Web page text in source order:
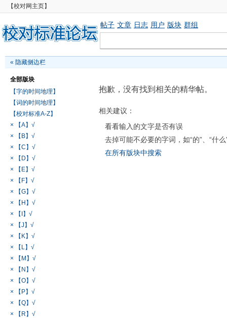
【校对网主页】
帖子 文章 日志 用户 版块 群组
« 隐藏侧边栏
全部版块
【字的时间地理】
【词的时间地理】
【校对标准A-Z】
× 【A】√
× 【B】√
× 【C】√
× 【D】√
× 【E】√
× 【F】√
× 【G】√
× 【H】√
× 【I】√
× 【J】√
× 【K】√
× 【L】√
× 【M】√
× 【N】√
× 【O】√
× 【P】√
× 【Q】√
× 【R】√
抱歉，没有找到相关的精华帖。
相关建议：
看看输入的文字是否有误
去掉可能不必要的字词，如“的”、“什么
在所有版块中搜索